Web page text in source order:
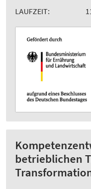
LAUFZEIT:
betrieblichen